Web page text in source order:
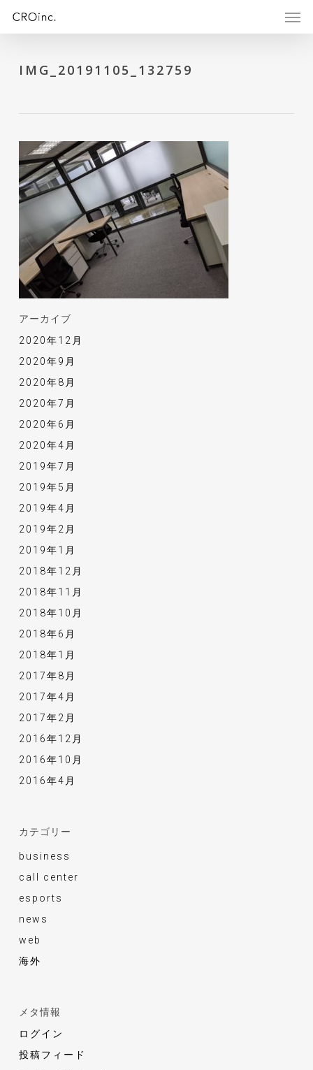
IMG_20191105_132759
アーカイブ
2020年12月
2020年9月
2020年8月
2020年7月
2020年6月
2020年4月
2019年7月
2019年5月
2019年4月
2019年2月
2019年1月
2018年12月
2018年11月
2018年10月
2018年6月
2018年1月
2017年8月
2017年4月
2017年2月
2016年12月
2016年10月
2016年4月
カテゴリー
business
call center
esports
news
web
海外
メタ情報
ログイン
投稿フィード